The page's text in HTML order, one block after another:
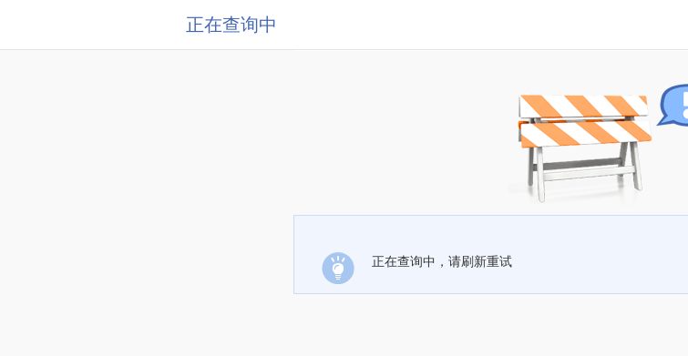
正在查询中
正在查询中，请刷新重试